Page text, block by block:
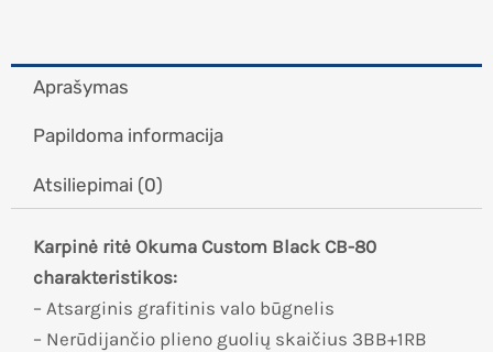
Aprašymas
Papildoma informacija
Atsiliepimai (0)
Karpinė ritė Okuma Custom Black CB-80
charakteristikos:
– Atsarginis grafitinis valo būgnelis
– Nerūdijančio plieno guolių skaičius 3BB+1RB